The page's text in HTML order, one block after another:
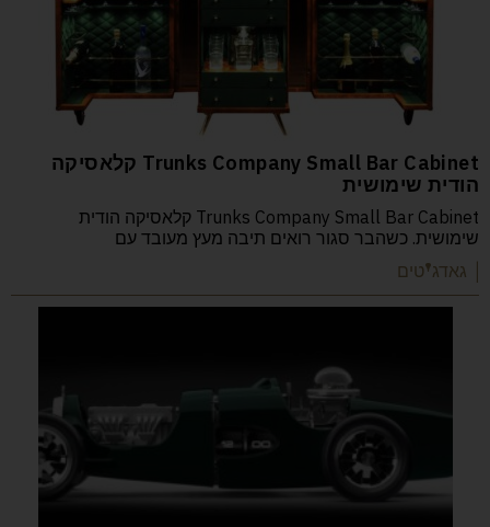
Trunks Company Small Bar Cabinet קלאסיקה
הודית שימושית
Trunks Company Small Bar Cabinet קלאסיקה הודית
שימושית. כשהבר סגור רואים תיבה מעץ מעובד עם
| גאדג'טים